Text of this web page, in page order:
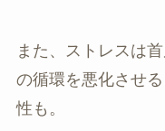
また、ストレスは
の循環を悪化させ
性も。